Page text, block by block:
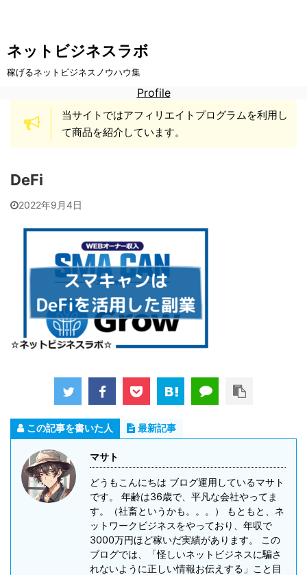
ネットビジネスラボ
稼げるネットビジネスノウハウ集
Profile
当サイトではアフィリエイトプログラムを利用し
て商品を紹介しています。
DeFi
2022年9月4日
この記事を書いた人 最新記事
マサト
どうもこんにちは ブログ運用しているマサト
です。 年齢は36歳で、平凡な会社やってま
す。（社畜というかも。。。） もともと、ネ
ットワークビジネスをやっており、年収で
3000万円ほど稼いだ実績があります。 この
ブログでは、「怪しいネットビジネスに騙さ
れないように正しい情報お伝えする」こと目